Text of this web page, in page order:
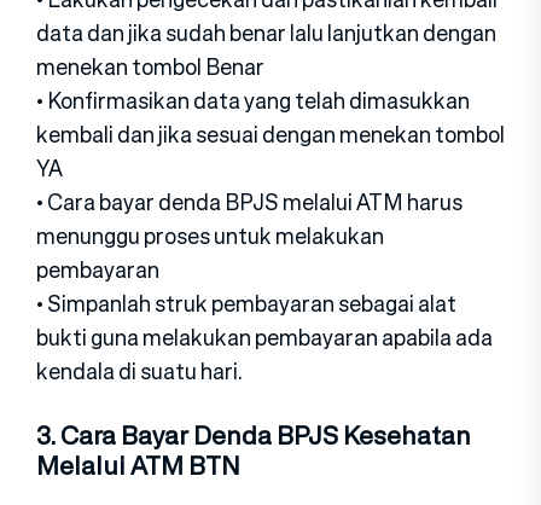
data dan jika sudah benar lalu lanjutkan dengan
menekan tombol Benar
• Konfirmasikan data yang telah dimasukkan
kembali dan jika sesuai dengan menekan tombol
YA
• Cara bayar denda BPJS melalui ATM harus
menunggu proses untuk melakukan
pembayaran
• Simpanlah struk pembayaran sebagai alat
bukti guna melakukan pembayaran apabila ada
kendala di suatu hari.
3. Cara Bayar Denda BPJS Kesehatan
Melalui ATM BTN